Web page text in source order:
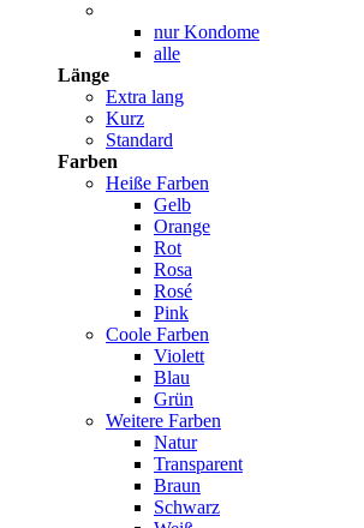
nur Kondome
alle
Länge
Extra lang
Kurz
Standard
Farben
Heiße Farben
Gelb
Orange
Rot
Rosa
Rosé
Pink
Coole Farben
Violett
Blau
Grün
Weitere Farben
Natur
Transparent
Braun
Schwarz